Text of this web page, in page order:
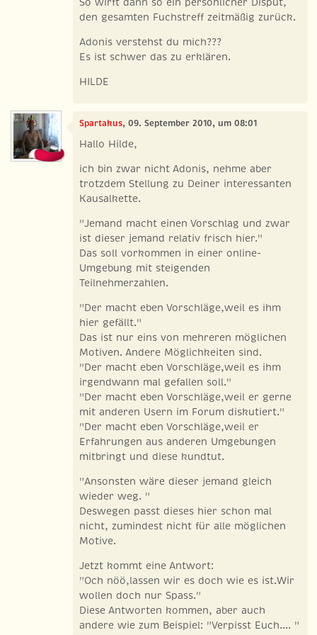
den gesamten Fuchstreff zeitmäßig zurück.
Adonis verstehst du mich???
Es ist schwer das zu erklären.
HILDE
Spartakus, 09. September 2010, um 08:01
Hallo Hilde,
ich bin zwar nicht Adonis, nehme aber
trotzdem Stellung zu Deiner interessanten
Kausalkette.
"Jemand macht einen Vorschlag und zwar
ist dieser jemand relativ frisch hier."
Das soll vorkommen in einer online-
Umgebung mit steigenden
Teilnehmerzahlen.
"Der macht eben Vorschläge,weil es ihm
hier gefällt."
Das ist nur eins von mehreren möglichen
Motiven. Andere Möglichkeiten sind.
"Der macht eben Vorschläge,weil es ihm
irgendwann mal gefallen soll."
"Der macht eben Vorschläge,weil er gerne
mit anderen Usern im Forum diskutiert."
"Der macht eben Vorschläge,weil er
Erfahrungen aus anderen Umgebungen
mitbringt und diese kundtut.
"Ansonsten wäre dieser jemand gleich
wieder weg. "
Deswegen passt dieses hier schon mal
nicht, zumindest nicht für alle möglichen
Motive.
Jetzt kommt eine Antwort:
"Och nöö,lassen wir es doch wie es ist.Wir
wollen doch nur Spass."
Diese Antworten kommen, aber auch
andere wie zum Beispiel: "Verpisst Euch.... "